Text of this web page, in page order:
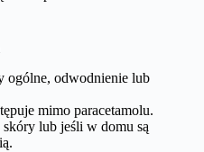
ogólne, odwodnienie lub
mimo paracetamolu.
lub jeśli w domu są